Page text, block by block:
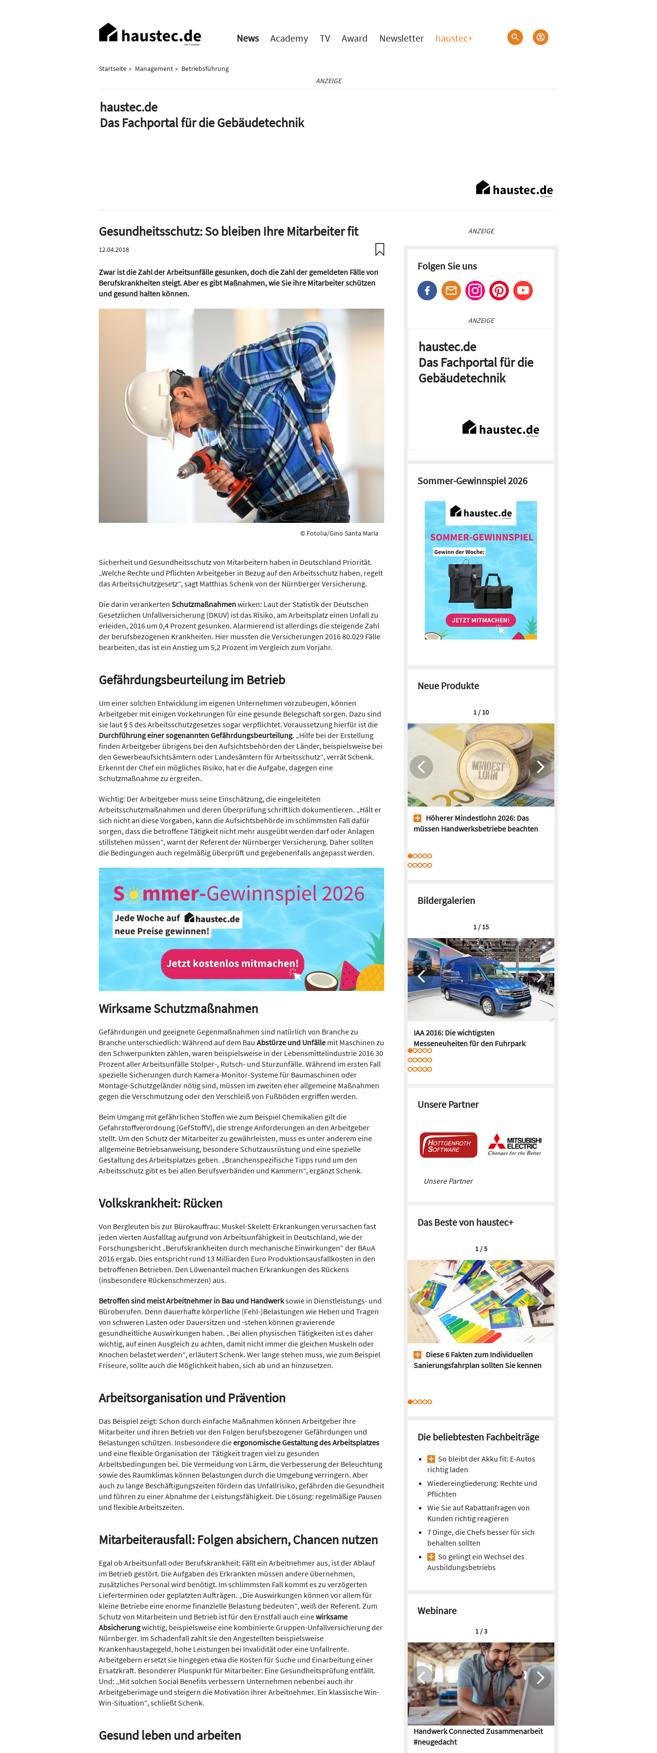
Haupt-
Navigation
News Academy TV Award Newsletter haustec+
Startseite Management
Betriebsführung
ANZEIGE
haustec.de
Das Fachportal für die Gebäudetechnik
Gesundheitsschutz: So bleiben Ihre Mitarbeiter fit
12.04.2018
Zwar ist die Zahl der Arbeitsunfälle gesunken, doch die Zahl der gemeldeten Fälle von
Berufskrankheiten steigt. Aber es gibt Maßnahmen, wie Sie ihre Mitarbeiter schützen
und gesund halten können.
© Fotolia/Gino Santa Maria
Sicherheit und Gesundheitsschutz von Mitarbeitern haben in Deutschland Priorität.
„Welche Rechte und Pflichten Arbeitgeber in Bezug auf den Arbeitsschutz haben, regelt
das Arbeitsschutzgesetz“, sagt Matthias Schenk von der Nürnberger Versicherung.
Die darin verankerten Schutzmaßnahmenwirken: Laut der Statistik der Deutschen
Gesetzlichen Unfallversicherung (DKUV) ist das Risiko, am Arbeitsplatz einen Unfall zu
erleiden, 2016 um 0,4 Prozent gesunken. Alarmierend ist allerdings die steigende Zahl
der berufsbezogenen Krankheiten. Hier mussten die Versicherungen 2016 80.029 Fälle
bearbeiten, das ist ein Anstieg um 5,2 Prozent im Vergleich zum Vorjahr.
Gefährdungsbeurteilung im Betrieb
Um einer solchen Entwicklung im eigenen Unternehmen vorzubeugen, können
Arbeitgeber mit einigen Vorkehrungen für eine gesunde Belegschaft sorgen. Dazu sind
sie laut § 5 des Arbeitsschutzgesetzes sogar verpflichtet. Voraussetzung hierfür ist die
Durchführung einer sogenannten Gefährdungsbeurteilung. „Hilfe bei der Erstellung
finden Arbeitgeber übrigens bei den Aufsichtsbehörden der Länder, beispielsweise bei
den Gewerbeaufsichtsämtern oder Landesämtern für Arbeitsschutz“, verrät Schenk.
Erkennt der Chef ein mögliches Risiko, hat er die Aufgabe, dagegen eine
Schutzmaßnahme zu ergreifen.
Wichtig: Der Arbeitgeber muss seine Einschätzung, die eingeleiteten
Arbeitsschutzmaßnahmen und deren Überprüfung schriftlich dokumentieren. „Hält er
sich nicht an diese Vorgaben, kann die Aufsichtsbehörde im schlimmsten Fall dafür
sorgen, dass die betroffene Tätigkeit nicht mehr ausgeübt werden darf oder Anlagen
stillstehen müssen“, warnt der Referent der Nürnberger Versicherung. Daher sollten
die Bedingungen auch regelmäßig überprüft und gegebenenfalls angepasst werden.
Wirksame Schutzmaßnahmen
Gefährdungen und geeignete Gegenmaßnahmen sind natürlich von Branche zu
Branche unterschiedlich: Während auf dem Bau Abstürze und Unfälle mit Maschinen zu
den Schwerpunkten zählen, waren beispielsweise in der Lebensmittelindustrie 2016 30
Prozent aller Arbeitsunfälle Stolper-, Rutsch- und Sturzunfälle. Während im ersten Fall
spezielle Sicherungen durch Kamera-Monitor-Systeme für Baumaschinen oder
Montage-Schutzgeländer nötig sind, müssen im zweiten eher allgemeine Maßnahmen
gegen die Verschmutzung oder den Verschleiß von Fußböden ergriffen werden.
Beim Umgang mit gefährlichen Stoffen wie zum Beispiel Chemikalien gilt die
Gefahrstoffverordnung (GefStoffV), die strenge Anforderungen an den Arbeitgeber
stellt. Um den Schutz der Mitarbeiter zu gewährleisten, muss es unter anderem eine
allgemeine Betriebsanweisung, besondere Schutzausrüstung und eine spezielle
Gestaltung des Arbeitsplatzes geben. „Branchenspezifische Tipps rund um den
Arbeitsschutz gibt es bei allen Berufsverbänden und Kammern“, ergänzt Schenk.
Volkskrankheit: Rücken
Von Bergleuten bis zur Bürokauffrau: Muskel-Skelett-Erkrankungen verursachen fast
jeden vierten Ausfalltag aufgrund von Arbeitsunfähigkeit in Deutschland, wie der
Forschungsbericht „Berufskrankheiten durch mechanische Einwirkungen“ der BAuA
2016 ergab. Dies entspricht rund 13 Milliarden Euro Produktionsausfallkosten in den
betroffenen Betrieben. Den Löwenanteil machen Erkrankungen des Rückens
(insbesondere Rückenschmerzen) aus.
Betroffen sind meist Arbeitnehmer in Bau und Handwerksowie in Dienstleistungs- und
Büroberufen. Denn dauerhafte körperliche (Fehl-)Belastungen wie Heben und Tragen
von schweren Lasten oder Dauersitzen und -stehen können gravierende
gesundheitliche Auswirkungen haben. „Bei allen physischen Tätigkeiten ist es daher
wichtig, auf einen Ausgleich zu achten, damit nicht immer die gleichen Muskeln oder
Knochen belastet werden“, erläutert Schenk. Wer lange stehen muss, wie zum Beispiel
Friseure, sollte auch die Möglichkeit haben, sich ab und an hinzusetzen.
Arbeitsorganisation und Prävention
Das Beispiel zeigt: Schon durch einfache Maßnahmen können Arbeitgeber ihre
Mitarbeiter und ihren Betrieb vor den Folgen berufsbezogener Gefährdungen und
Belastungen schützen. Insbesondere dieergonomische Gestaltung des Arbeitsplatzes
und eine flexible Organisation der Tätigkeit tragen viel zu gesunden
Arbeitsbedingungen bei. Die Vermeidung von Lärm, die Verbesserung der Beleuchtung
sowie des Raumklimas können Belastungen durch die Umgebung verringern. Aber
auch zu lange Beschäftigungszeiten fördern das Unfallrisiko, gefährden die Gesundheit
und führen zu einer Abnahme der Leistungsfähigkeit. Die Lösung: regelmäßige Pausen
und flexible Arbeitszeiten.
Mitarbeiterausfall: Folgen absichern, Chancen nutzen
Egal ob Arbeitsunfall oder Berufskrankheit: Fällt ein Arbeitnehmer aus, ist der Ablauf
im Betrieb gestört. Die Aufgaben des Erkrankten müssen andere übernehmen,
zusätzliches Personal wird benötigt. Im schlimmsten Fall kommt es zu verzögerten
Lieferterminen oder geplatzten Aufträgen. „Die Auswirkungen können vor allem für
kleine Betriebe eine enorme finanzielle Belastung bedeuten“, weiß der Referent. Zum
Schutz von Mitarbeitern und Betrieb ist für den Ernstfall auch einewirksame
Absicherungwichtig, beispielsweise eine kombinierte Gruppen-Unfallversicherung der
Nürnberger. Im Schadenfall zahlt sie den Angestellten beispielsweise
Krankenhaustagegeld, hohe Leistungen bei Invalidität oder eine Unfallrente.
Arbeitgebern ersetzt sie hingegen etwa die Kosten für Suche und Einarbeitung einer
Ersatzkraft. Besonderer Pluspunkt für Mitarbeiter: Eine Gesundheitsprüfung entfällt.
Und: „Mit solchen Social Benefits verbessern Unternehmen nebenbei auch ihr
Arbeitgeberimage und steigern die Motivation ihrer Arbeitnehmer. Ein klassische Win-
Win-Situation“, schließt Schenk.
Gesund leben und arbeiten
ANZEIGE
Folgen Sie uns
ANZEIGE
haustec.de
Das Fachportal für die
Gebäudetechnik
Sommer-Gewinnspiel 2026
Neue Produkte
Höherer Mindestlohn 2026: Das
müssen Handwerksbetriebe beachten
1 / 10
Bildergalerien
IAA 2016: Die wichtigsten
Messeneuheiten für den Fuhrpark
1 / 15
Unsere Partner
Unsere Partner
Das Beste von haustec+
Diese 6 Fakten zum Individuellen
Sanierungsfahrplan sollten Sie kennen
1 / 5
Die beliebtesten Fachbeiträge
So bleibt der Akku fit: E-Autos
richtig laden
Wiedereingliederung: Rechte und
Pflichten
Wie Sie auf Rabattanfragen von
Kunden richtig reagieren
7 Dinge, die Chefs besser für sich
behalten sollten
So gelingt ein Wechsel des
Ausbildungsbetriebs
Webinare
Handwerk Connected Zusammenarbeit
#neugedacht
1 / 3